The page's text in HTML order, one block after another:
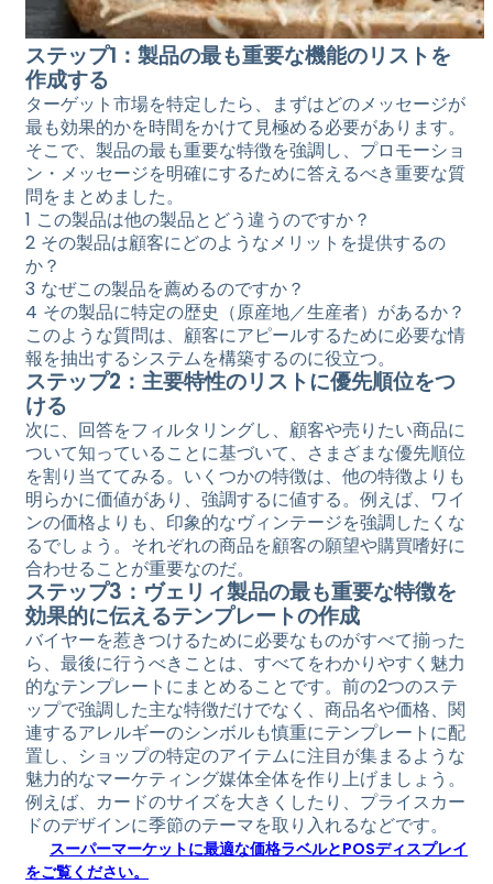
ステップ1：製品の最も重要な機能のリストを
作成する
ターゲット市場を特定したら、まずはどのメッセージが
最も効果的かを時間をかけて見極める必要があります。
そこで、製品の最も重要な特徴を強調し、プロモーショ
ン・メッセージを明確にするために答えるべき重要な質
問をまとめました。
この製品は他の製品とどう違うのですか？
その製品は顧客にどのようなメリットを提供するの
か？
なぜこの製品を薦めるのですか？
その製品に特定の歴史（原産地／生産者）があるか？
このような質問は、顧客にアピールするために必要な情
報を抽出するシステムを構築するのに役立つ。
ステップ2：主要特性のリストに優先順位をつ
ける
次に、回答をフィルタリングし、顧客や売りたい商品に
ついて知っていることに基づいて、さまざまな優先順位
を割り当ててみる。いくつかの特徴は、他の特徴よりも
明らかに価値があり、強調するに値する。例えば、ワイ
ンの価格よりも、印象的なヴィンテージを強調したくな
るでしょう。それぞれの商品を顧客の願望や購買嗜好に
合わせることが重要なのだ。
ステップ3：ヴェリィ製品の最も重要な特徴を
効果的に伝えるテンプレートの作成
バイヤーを惹きつけるために必要なものがすべて揃った
ら、最後に行うべきことは、すべてをわかりやすく魅力
的なテンプレートにまとめることです。前の2つのステ
ップで強調した主な特徴だけでなく、商品名や価格、関
連するアレルギーのシンボルも慎重にテンプレートに配
置し、ショップの特定のアイテムに注目が集まるような
魅力的なマーケティング媒体全体を作り上げましょう。
例えば、カードのサイズを大きくしたり、プライスカー
ドのデザインに季節のテーマを取り入れるなどです。
スーパーマーケットに最適な価格ラベルとPOSディスプレイ
をご覧ください。